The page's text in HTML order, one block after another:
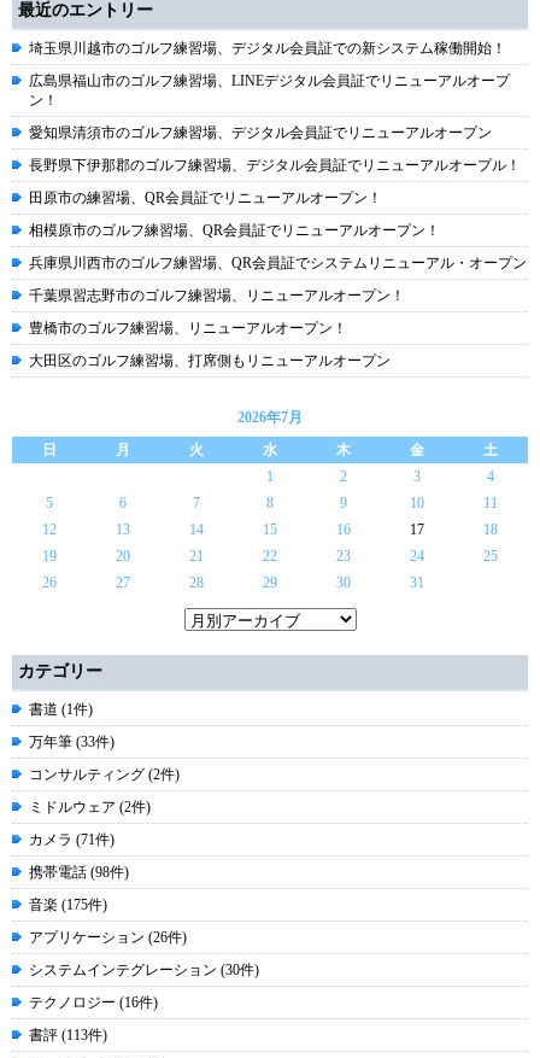
最近のエントリー
埼玉県川越市のゴルフ練習場、デジタル会員証での新システム稼働開始！
広島県福山市のゴルフ練習場、LINEデジタル会員証でリニューアルオープ
ン！
愛知県清須市のゴルフ練習場、デジタル会員証でリニューアルオープン
長野県下伊那郡のゴルフ練習場、デジタル会員証でリニューアルオープル！
田原市の練習場、QR会員証でリニューアルオープン！
相模原市のゴルフ練習場、QR会員証でリニューアルオープン！
兵庫県川西市のゴルフ練習場、QR会員証でシステムリニューアル・オープン
千葉県習志野市のゴルフ練習場、リニューアルオープン！
豊橋市のゴルフ練習場、リニューアルオープン！
大田区のゴルフ練習場、打席側もリニューアルオープン
2026年7月
日
月 火 水 木 金
土
1
2 3
4
5
6 7 8 9 10
11
12
13 14 15 16 17
18
19
20 21 22 23 24
25
26
27 28 29 30 31
カテゴリー
書道 (1件)
万年筆 (33件)
コンサルティング (2件)
ミドルウェア (2件)
カメラ (71件)
携帯電話 (98件)
音楽 (175件)
アプリケーション (26件)
システムインテグレーション (30件)
テクノロジー (16件)
書評 (113件)